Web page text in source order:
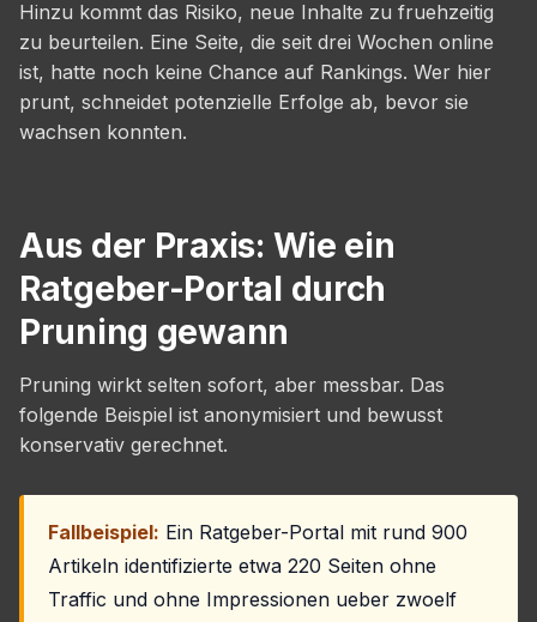
Hinzu kommt das Risiko, neue Inhalte zu fruehzeitig
zu beurteilen. Eine Seite, die seit drei Wochen online
ist, hatte noch keine Chance auf Rankings. Wer hier
prunt, schneidet potenzielle Erfolge ab, bevor sie
wachsen konnten.
Aus der Praxis: Wie ein
Ratgeber-Portal durch
Pruning gewann
Pruning wirkt selten sofort, aber messbar. Das
folgende Beispiel ist anonymisiert und bewusst
konservativ gerechnet.
Fallbeispiel: Ein Ratgeber-Portal mit rund 900
Artikeln identifizierte etwa 220 Seiten ohne
Traffic und ohne Impressionen ueber zwoelf